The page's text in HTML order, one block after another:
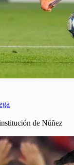
de Núñez